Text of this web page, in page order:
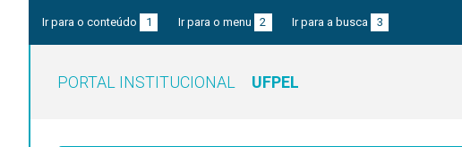
Ir para o conteúdo 1 Ir para o menu 2 Ir para a busca 3
PORTAL INSTITUCIONAL UFPEL